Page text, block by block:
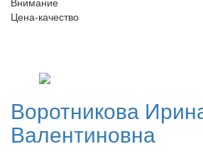
Цена-качество
Воротникова
Валентиновна